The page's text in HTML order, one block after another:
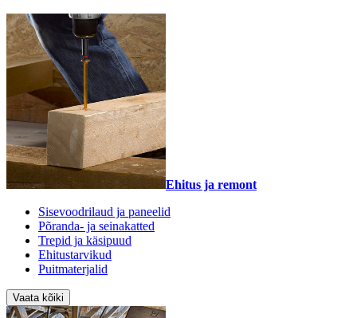
Ehitus ja remont
Sisevoodrilaud ja paneelid
Põranda- ja seinakatted
Trepid ja käsipuud
Ehitustarvikud
Puitmaterjalid
Vaata kõiki